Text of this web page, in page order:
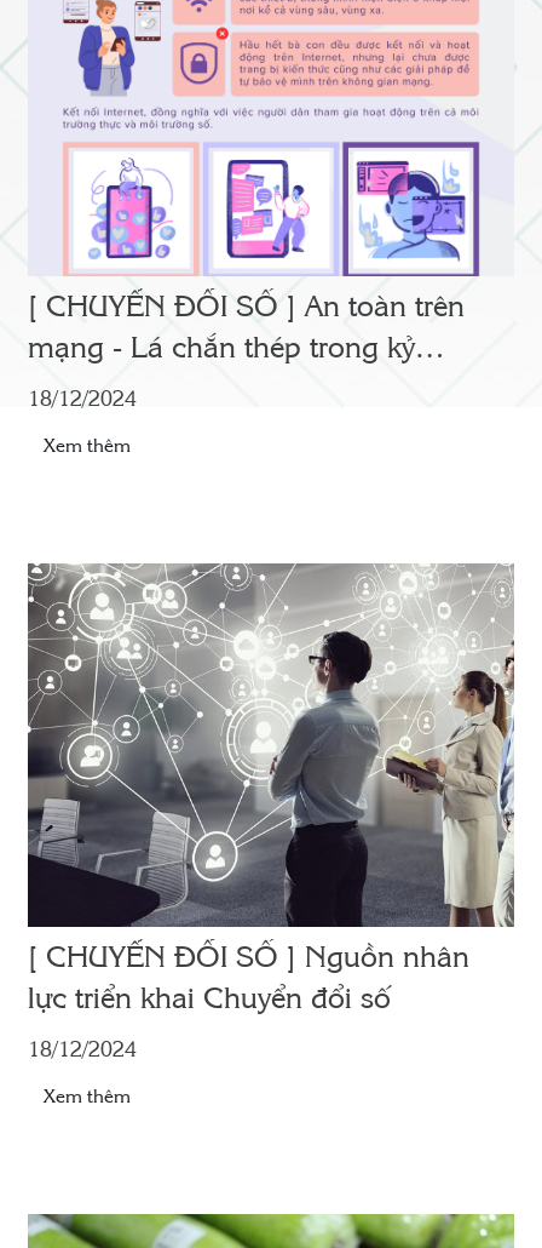
[ CHUYỂN ĐỔI SỐ ] An toàn trên
mạng - Lá chắn thép trong kỷ
nguyên số
18/12/2024
Xem thêm
[ CHUYỂN ĐỔI SỐ ] Nguồn nhân
lực triển khai Chuyển đổi số
18/12/2024
Xem thêm